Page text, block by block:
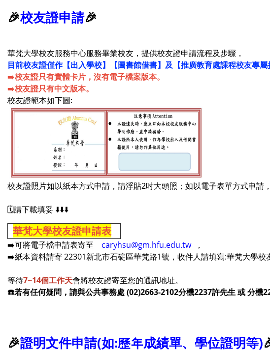
🎉校友證申請🎉
華梵大學校友服務中心服務畢業校友，提供校友證申請流程及步驟，
目前校友證僅作【出入學校】【圖書館借書】及【推廣教育處課程校友專屬
➡️校友證只有實體卡片，沒有電子檔案版本。
➡️校友證只有中文版本。
校友證範本如下圖:
校友證照片如以紙本方式申請，請浮貼2吋大頭照；如以電子表單方式申請
🗓️請下載填妥 ⬇️⬇️⬇️
華梵大學校友證申請表
➡️可將電子檔申請表寄至 caryhsu@gm.hfu.edu.tw，
➡️紙本資料請寄 22301新北市石碇區華梵路1號，收件人請填寫:華梵大學校
等待7~14個工作天會將校友證寄至您的通訊地址。
☎️若有任何疑問，請與公共事務處 (02)2663-2102分機2237許先生 或 分機
🎉證明文件申請(如:歷年成績單、學位證明等)